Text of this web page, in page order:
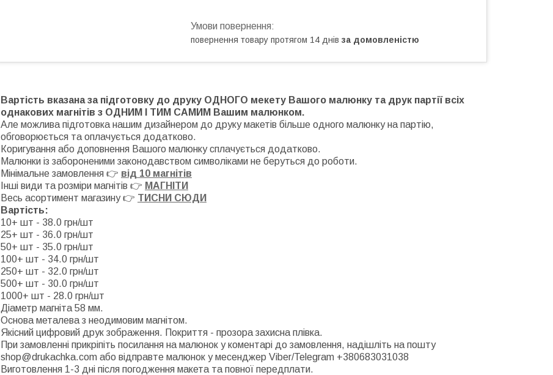
повернення товару протягом 14 днів за домовленістю
Вартість вказана за підготовку до друку ОДНОГО мекету Вашого малюнку та друк партії всіх
однакових магнітів з ОДНИМ І ТИМ САМИМ Вашим малюнком.
Але можлива підготовка нашим дизайнером до друку макетів більше одного малюнку на партію,
обговорюється та оплачується додатково.
Коригування або доповнення Вашого малюнку сплачується додатково.
Малюнки із забороненими законодавством символіками не беруться до роботи.
Мінімальне замовлення 👉 від 10 магнітів
Інші види та розміри магнітів 👉 МАГНІТИ
Весь асортимент магазину 👉 ТИСНИ СЮДИ
Вартість:
10+ шт - 38.0 грн/шт
25+ шт - 36.0 грн/шт
50+ шт - 35.0 грн/шт
100+ шт - 34.0 грн/шт
250+ шт - 32.0 грн/шт
500+ шт - 30.0 грн/шт
1000+ шт - 28.0 грн/шт
Діаметр магніта 58 мм.
Основа металева з неодимовим магнітом.
Якісний цифровий друк зображення. Покриття - прозора захисна плівка.
При замовленні прикріпіть посилання на малюнок у коментарі до замовлення, надішліть на пошту
shop@drukachka.com або відправте малюнок у месенджер Viber/Telegram +380683031038
Виготовлення 1-3 дні після погодження макета та повної передплати.